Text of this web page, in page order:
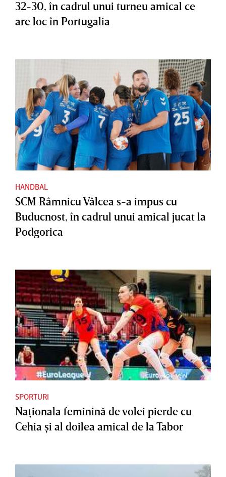
32-30, în cadrul unui turneu amical ce
are loc în Portugalia
HANDBAL
SCM Râmnicu Vâlcea s-a impus cu
Buducnost, în cadrul unui amical jucat la
Podgorica
SPORTURI
Naţionala feminină de volei pierde cu
Cehia şi al doilea amical de la Tabor